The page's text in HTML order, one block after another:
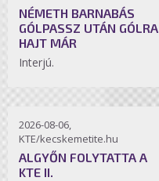
NÉMETH BARNABÁS
GÓLPASSZ UTÁN GÓLRA
HAJT MÁR
Interjú.
2026-08-06,
KTE/kecskemetite.hu
ALGYŐN FOLYTATTA A
KTE II.